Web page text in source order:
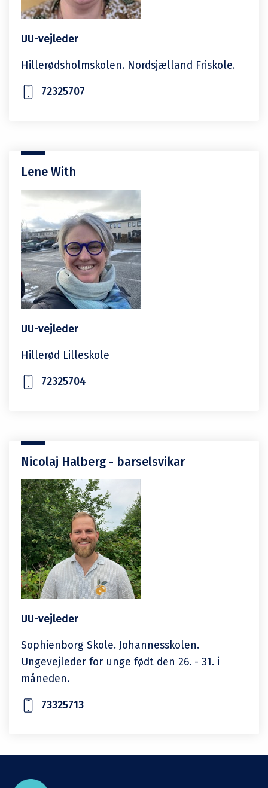
UU-vejleder
Hillerødsholmskolen. Nordsjælland Friskole.
72325707
Lene With
UU-vejleder
Hillerød Lilleskole
72325704
Nicolaj Halberg - barselsvikar
UU-vejleder
Sophienborg Skole. Johannesskolen.
Ungevejleder for unge født den 26. - 31. i
måneden.
73325713